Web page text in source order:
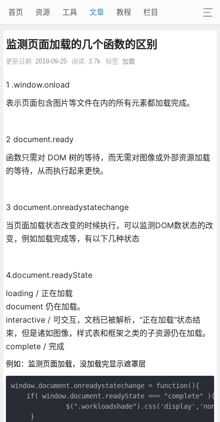
首页 资源 工具 文章 教程 栏目
监测页面加载的几个函数的区别
更新日期: 2019-09-25 阅读: 3.7k 标签: 加载
1 .window.onload
表示页面包含图片等文件在内的所有元素都加载完成。
2 document.ready
函数只需对 DOM 树的等待，而无需对图像或外部资源加载
的等待，从而执行起来更快。
3 document.onreadystatechange
当页面加载状态改变的时候执行，可以监测DOM数状态的改
变，例如加载完成等，有以下几种状态
4.document.readyState
loading / 正在加载
document 仍在加载。
interactive / 可交互，文档已被解析，"正在加载"状态结
束，但是诸如图像，样式表和框架之类的子资源仍在加载。
complete / 完成
例如：监测页面加载，没加载完显示遮罩层
window.document.onreadystatechange = function(){
    if( window.document.readyState === "complete" ){
     }